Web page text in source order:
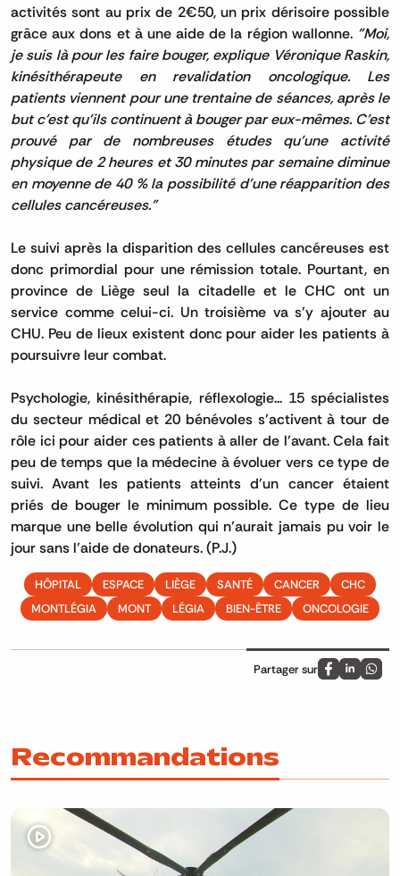
activités sont au prix de 2€50, un prix dérisoire possible
grâce aux dons et à une aide de la région wallonne. "Moi,
je suis là pour les faire bouger, explique Véronique Raskin,
kinésithérapeute en revalidation oncologique. Les
patients viennent pour une trentaine de séances, après le
but c'est qu'ils continuent à bouger par eux-mêmes. C'est
prouvé par de nombreuses études qu'une activité
physique de 2 heures et 30 minutes par semaine diminue
en moyenne de 40 % la possibilité d'une réapparition des
cellules cancéreuses."
Le suivi après la disparition des cellules cancéreuses est
donc primordial pour une rémission totale. Pourtant, en
province de Liège seul la citadelle et le CHC ont un
service comme celui-ci. Un troisième va s’y ajouter au
CHU. Peu de lieux existent donc pour aider les patients à
poursuivre leur combat.
Psychologie, kinésithérapie, réflexologie...15 spécialistes
du secteur médical et 20 bénévoles s’activent à tour de
rôle ici pour aider ces patients à aller de l’avant.Cela fait
peu de temps que la médecine à évoluer vers ce type de
suivi. Avant les patients atteints d'un cancer étaient
priés de bouger le minimum possible. Ce type de lieu
marque une belle évolution qui n’aurait jamais pu voir le
jour sans l’aide de donateurs. (P.J.)
HÔPITAL ESPACE LIÈGE SANTÉ CANCER
CHC
MONTLÉGIA
MONT LÉGIA BIEN-ÊTRE ONCOLOGIE
Partager sur
Partagez sur
Partagez
Recommandations